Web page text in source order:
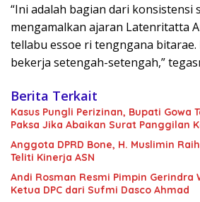
“Ini adalah bagian dari konsistensi
mengamalkan ajaran Latenritatta
tellabu essoe ri tengngana
bekerja setengah-setengah,”
Berita Terkait
Kasus Pungli Perizinan, Bupati Gowa
Paksa Jika Abaikan Surat Panggilan
Anggota DPRD Bone, H. Muslimin
Teliti Kinerja ASN
Andi Rosman Resmi Pimpin Gerindra
Ketua DPC dari Sufmi Dasco Ahmad